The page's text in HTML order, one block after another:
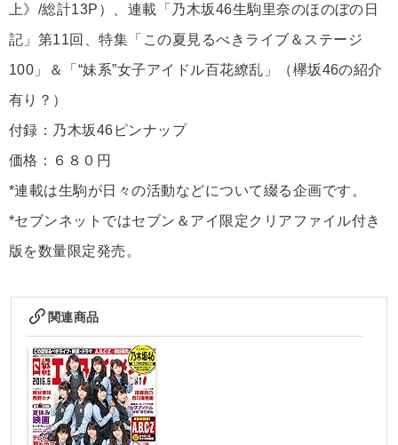
上》/総計13P）、連載「乃木坂46生駒里奈のほのぼの日
記」第11回、特集「この夏見るべきライブ＆ステージ
100」＆「“妹系”女子アイドル百花繚乱」（欅坂46の紹介
有り？）
付録：乃木坂46ピンナップ
価格：６８０円
*連載は生駒が日々の活動などについて綴る企画です。
*セブンネットではセブン＆アイ限定クリアファイル付き
版を数量限定発売。
関連商品